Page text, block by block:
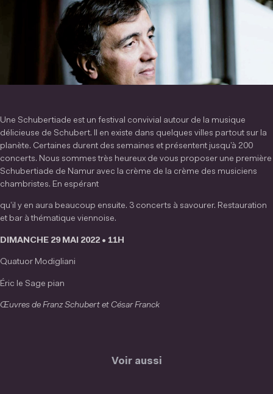
Une Schubertiade est un festival convivial autour de la musique
délicieuse de Schubert. Il en existe dans quelques villes partout sur la
planète. Certaines durent des semaines et présentent jusqu’à 200
concerts. Nous sommes très heureux de vous proposer une première
Schubertiade de Namur avec la crème de la crème des musiciens
chambristes. En espérant
qu’il y en aura beaucoup ensuite. 3 concerts à savourer. Restauration
et bar à thématique viennoise.
DIMANCHE 29 MAI 2022 • 11H
Quatuor Modigliani
Éric le Sage pian
Œuvres de Franz Schubert et César Franck
Voir aussi